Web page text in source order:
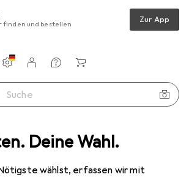
Deine Wahl.
wählst, erfassen wir mit
finden und bestellen Zur App
Einstellungen
Kundenkonto
Vergleichslisten
Merklisten
Warenkorb
Wasserball Bestway Beach Ball